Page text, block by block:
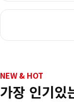
NEW & HOT
가장 인기있